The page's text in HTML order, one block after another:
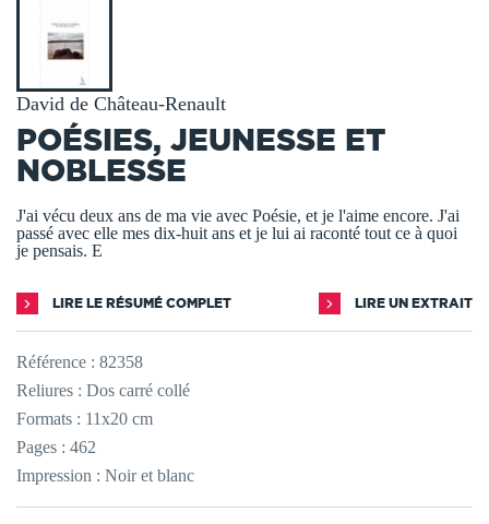
David de Château-Renault
POÉSIES, JEUNESSE ET
NOBLESSE
J'ai vécu deux ans de ma vie avec Poésie, et je l'aime encore. J'ai
passé avec elle mes dix-huit ans et je lui ai raconté tout ce à quoi
je pensais. E
LIRE LE RÉSUMÉ COMPLET LIRE UN EXTRAIT
Référence : 82358
Reliures : Dos carré collé
Formats : 11x20 cm
Pages : 462
Impression : Noir et blanc